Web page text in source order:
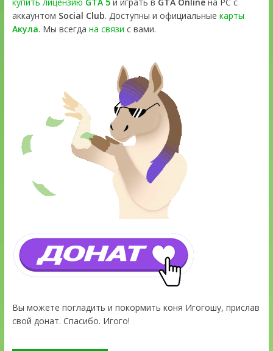
купить лицензию GTA 5и играть в GTA Onlineна PC с
аккаунтом Social Club. Доступны и официальные карты
Акула. Мы всегда на связи с вами.
Вы можете погладить и покормить коня Игогошу, прислав
свой донат. Спасибо. Игого!